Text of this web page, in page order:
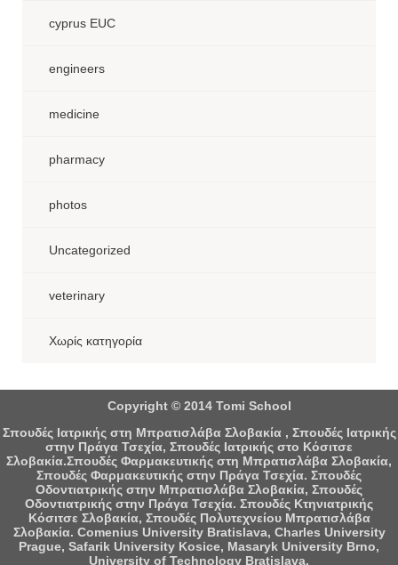
cyprus EUC
engineers
medicine
pharmacy
photos
Uncategorized
veterinary
Χωρίς κατηγορία
Copyright © 2014 Tomi School
Σπουδές Ιατρικής στη Μπρατισλάβα Σλοβακία , Σπουδές Ιατρικής
στην Πράγα Τσεχία, Σπουδές Ιατρικής στο Κόσιτσε
Σλοβακία.Σπουδές Φαρμακευτικής στη Μπρατισλάβα Σλοβακία,
Σπουδές Φαρμακευτικής στην Πράγα Τσεχία. Σπουδές
Οδοντιατρικής στην Μπρατισλάβα Σλοβακία, Σπουδές
Οδοντιατρικής στην Πράγα Τσεχία. Σπουδές Κτηνιατρικής
Κόσιτσε Σλοβακία, Σπουδές Πολυτεχνείου Μπρατισλάβα
Σλοβακία. Comenius University Bratislava, Charles University
Prague, Safarik University Kosice, Masaryk University Brno,
University of Technology Bratislava.